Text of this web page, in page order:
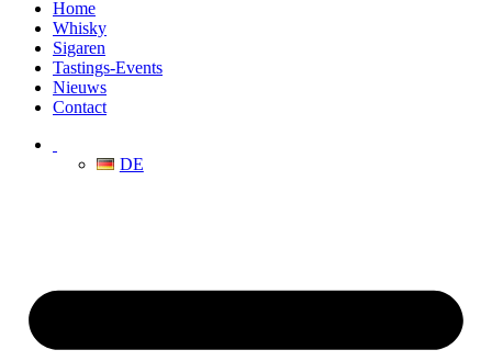
Home
Whisky
Sigaren
Tastings-Events
Nieuws
Contact
DE